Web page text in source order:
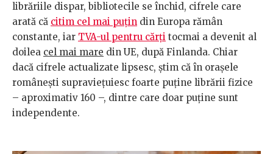
librăriile dispar, bibliotecile se închid, cifrele care
arată că citim cel mai puțin din Europa rămân
constante, iar TVA-ul pentru cărți tocmai a devenit al
doilea cel mai mare din UE, după Finlanda. Chiar
dacă cifrele actualizate lipsesc, știm că în orașele
românești supraviețuiesc foarte puține librării fizice
– aproximativ 160 –, dintre care doar puține sunt
independente.